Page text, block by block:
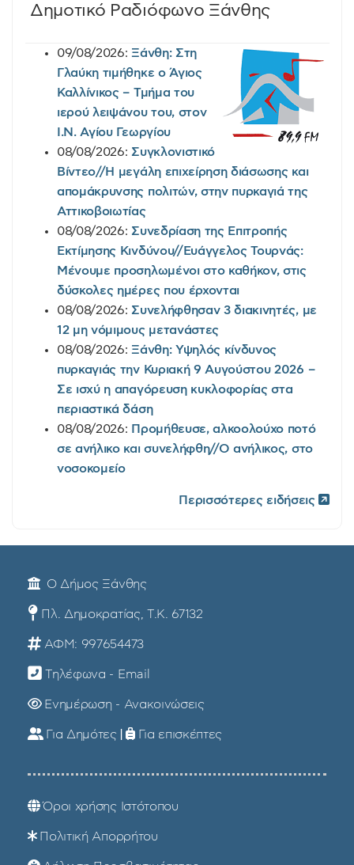
Δημοτικό Ραδιόφωνο Ξάνθης
09/08/2026: Ξάνθη: Στη
Γλαύκη τιμήθηκε ο Άγιος
Καλλίνικος – Τμήμα του
ιερού λειψάνου του, στον
Ι.Ν. Αγίου Γεωργίου
08/08/2026: Συγκλονιστικό
Βίντεο//Η μεγάλη επιχείρηση διάσωσης και
απομάκρυνσης πολιτών, στην πυρκαγιά της
Αττικοβοιωτίας
08/08/2026: Συνεδρίαση της Επιτροπής
Εκτίμησης Κινδύνου//Ευάγγελος Τουρνάς:
Μένουμε προσηλωμένοι στο καθήκον, στις
δύσκολες ημέρες που έρχονται
08/08/2026: Συνελήφθησαν 3 διακινητές, με
12 μη νόμιμους μετανάστες
08/08/2026: Ξάνθη: Υψηλός κίνδυνος
πυρκαγιάς την Κυριακή 9 Αυγούστου 2026 –
Σε ισχύ η απαγόρευση κυκλοφορίας στα
περιαστικά δάση
08/08/2026: Προμήθευσε, αλκοολούχο ποτό
σε ανήλικο και συνελήφθη//Ο ανήλικος, στο
νοσοκομείο
Περισσότερες ειδήσεις
Ο Δήμος Ξάνθης
Πλ. Δημοκρατίας, Τ.Κ. 67132
ΑΦΜ: 997654473
Τηλέφωνα - Email
Ενημέρωση - Ανακοινώσεις
Για Δημότες | Για επισκέπτες
Όροι χρήσης Ιστότοπου
Πολιτική Απορρήτου